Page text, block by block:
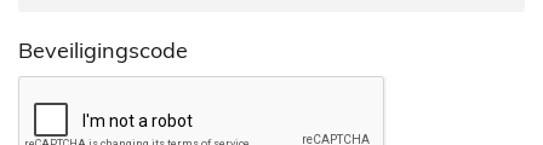
Beveiligingscode